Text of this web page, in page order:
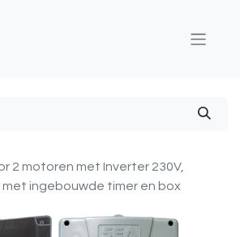
2 motoren met Inverter 230V,
ingebouwde timer en box